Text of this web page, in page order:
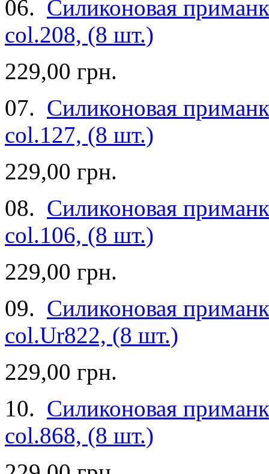
06. Силиконовая
col.208, (8 шт.)
229,00 грн.
07. Силиконовая
col.127, (8 шт.)
229,00 грн.
08. Силиконовая
col.106, (8 шт.)
229,00 грн.
09. Силиконовая
col.Ur822, (8 шт.)
229,00 грн.
10. Силиконовая
col.868, (8 шт.)